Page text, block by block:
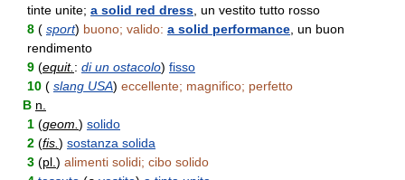
tinte unite; a solid red dress , un vestito tutto rosso
8 ( sport) buono; valido: a solid performance , un buon
rendimento
9 (equit. : di un ostacolo) fisso
10 ( slang USA) eccellente; magnifico; perfetto
B n.
1 (geom. ) solido
2 (fis. ) sostanza solida
3 (pl. ) alimenti solidi; cibo solido